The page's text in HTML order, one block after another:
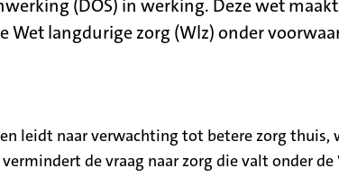
(DOS) in werking. Deze wet
langdurige zorg (Wlz) onder
leidt naar verwachting tot betere zorg thuis,
de vraag naar zorg die valt onder de